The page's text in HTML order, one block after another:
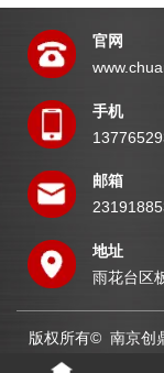
官网
手机
邮箱
地址
雨花台区
版权所有© 南京